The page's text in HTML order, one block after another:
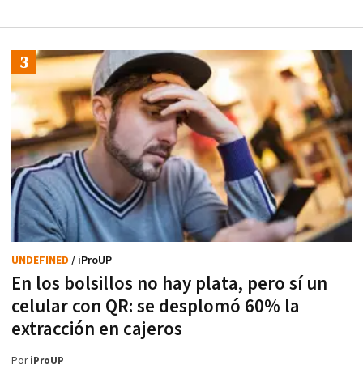
En los bolsillos no hay plata, pero sí un
celular con QR: se desplomó 60% la
extracción en cajeros
UNDEFINED / iProUP
PoriProUP